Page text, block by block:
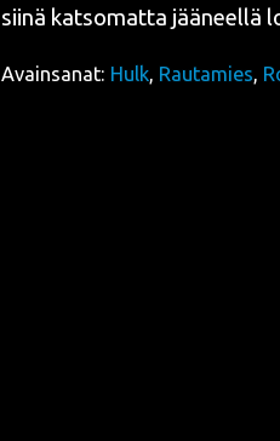
sii­nä kat­so­mat­ta jää­neel­lä
Avainsanat: Hulk, Rautamies,